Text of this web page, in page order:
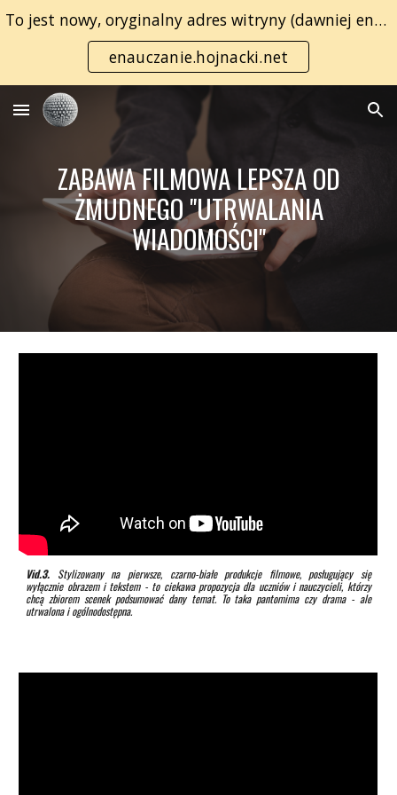
Skip to main content Skip to navigation
To jest nowy, oryginalny adres witryny (dawniej enauczanie.com):
enauczanie.hojnacki.net
ZABAWA FILMOWA LEPSZA OD
ŻMUDNEGO "UTRWALANIA
WIADOMOŚCI"
Vid.3. Stylizowany na pierwsze, czarno-białe produkcje filmowe, posługujący się
wyłącznie obrazem i tekstem - to ciekawa propozycja dla uczniów i nauczycieli, którzy
chcą zbiorem scenek podsumować dany temat. To taka pantomima czy drama - ale
utrwalona i ogólnodostępna.